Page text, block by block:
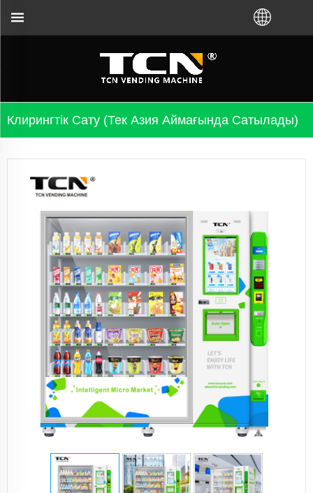
Клирингтік Сату (Тек Азия Аймағында Сатылады)
сатып алғаныңызға қарамастан,